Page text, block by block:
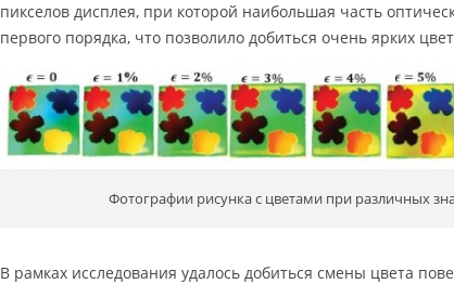
пикселов дисплея, при которой наибольшая часть
первого порядка, что позволило добиться очень ярких
Фотографии рисунка с цветами при различных
В рамках исследования удалось добиться смены цвета